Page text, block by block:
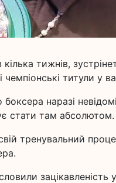
тижнів,
титули у
наразі
стати там абсолютом.
тренувальний